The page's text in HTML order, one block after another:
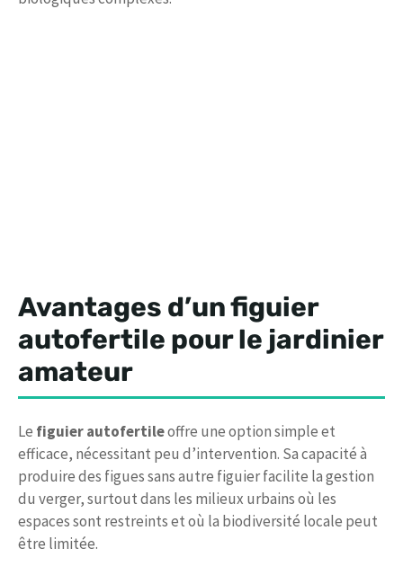
Avantages d’un figuier
autofertile pour le jardinier
amateur
Le figuier autofertileoffre une option simple et
efficace, nécessitant peu d’intervention. Sa capacité à
produire des figues sans autre figuier facilite la gestion
du verger, surtout dans les milieux urbains où les
espaces sont restreints et où la biodiversité locale peut
être limitée.